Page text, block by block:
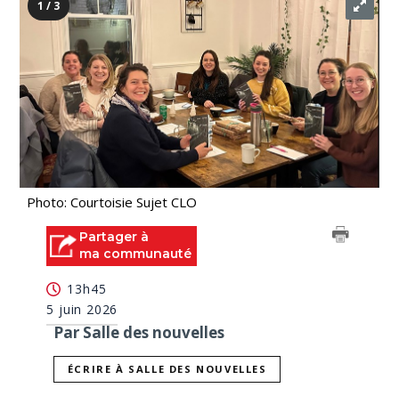
1 / 3
Photo: Courtoisie Sujet CLO
Partager à
ma communauté
13h45
5 juin 2026
Par Salle des nouvelles
ÉCRIRE À SALLE DES NOUVELLES